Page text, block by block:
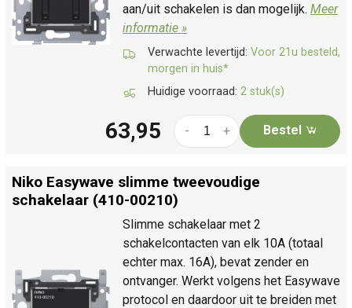
aan/uit schakelen is dan mogelijk. Meer
informatie »
Verwachte levertijd: Voor 21u besteld,
morgen in huis*
Huidige voorraad: 2 stuk(s)
63,95 +
- Bestel
Niko Easywave slimme tweevoudige
schakelaar (410-00210)
Slimme schakelaar met 2
schakelcontacten van elk 10A (totaal
echter max. 16A), bevat zender en
ontvanger. Werkt volgens het Easywave
protocol en daardoor uit te breiden met